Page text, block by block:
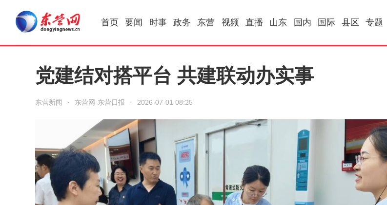
首页 要闻 时事 政务 东营 视频 直播 山东 国内 国际 县区 专题
党建结对搭平台 共建联动办实事
东营新闻 · 东营网-东营日报 · 2026-07-01 08:25